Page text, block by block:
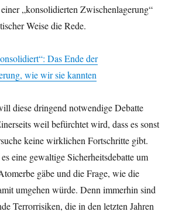
„konsolidierten Zwischenlagerung“
Weise die Rede.
Das Ende der
wie wir sie kannten
diese dringend notwendige Debatte
weil befürchtet wird, dass es sonst
keine wirklichen Fortschritte gibt.
eine gewaltige Sicherheitsdebatte um
gäbe und die Frage, wie die
umgehen würde. Denn immerhin sind
Terrorrisiken, die in den letzten Jahren